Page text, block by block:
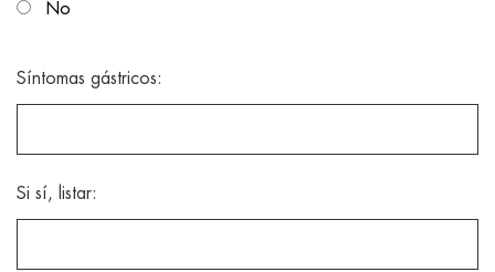
No
Síntomas gástricos:
Si sí, listar: